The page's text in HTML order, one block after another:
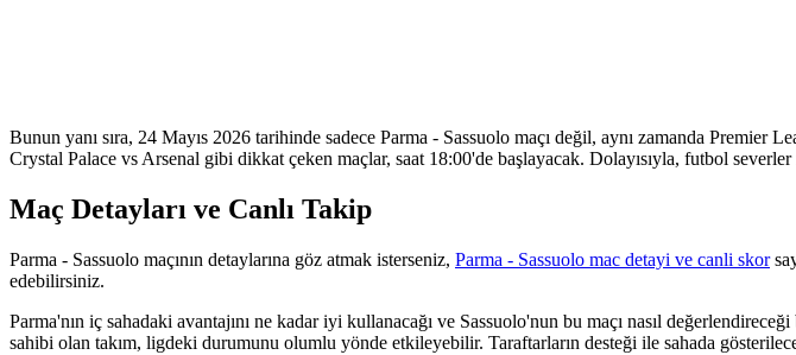
Bunun yanı sıra, 24 Mayıs 2026 tarihinde sadece Parma - Sassuolo maçı değil, aynı zamanda
Crystal Palace vs Arsenal gibi dikkat çeken maçlar, saat 18:00'de başlayacak. Dolayısıyla, futbol
Maç Detayları ve Canlı Takip
Parma - Sassuolo maçının detaylarına göz atmak isterseniz, Parma - Sassuolo mac detayi ve canli skor
edebilirsiniz.
Parma'nın iç sahadaki avantajını ne kadar iyi kullanacağı ve Sassuolo'nun bu maçı nasıl
sahibi olan takım, ligdeki durumunu olumlu yönde etkileyebilir. Taraftarların desteği ile sahada